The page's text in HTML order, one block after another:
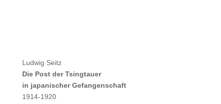
Ludwig Seitz
Die Post der Tsingtauer
in japanischer Gefangenschaft
1914-1920